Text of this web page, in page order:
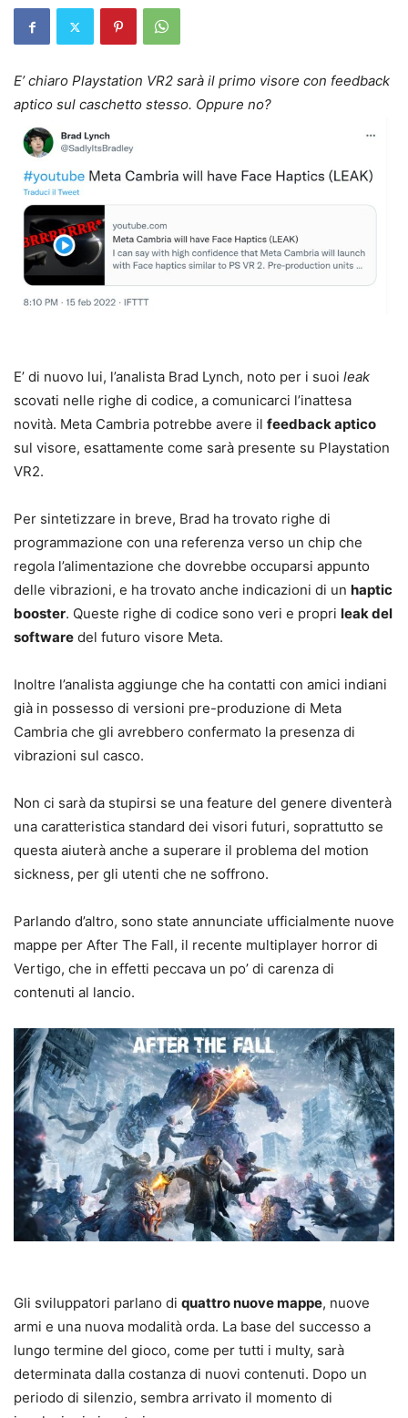
E’ chiaro Playstation VR2 sarà il primo visore con feedback
aptico sul caschetto stesso. Oppure no?
E’ di nuovo lui, l’analista Brad Lynch, noto per i suoi leak
scovati nelle righe di codice, a comunicarci l’inattesa
novità. Meta Cambria potrebbe avere il feedback aptico
sul visore, esattamente come sarà presente su Playstation
VR2.
Per sintetizzare in breve, Brad ha trovato righe di
programmazione con una referenza verso un chip che
regola l’alimentazione che dovrebbe occuparsi appunto
delle vibrazioni, e ha trovato anche indicazioni di un haptic
booster. Queste righe di codice sono veri e propri leak del
software del futuro visore Meta.
Inoltre l’analista aggiunge che ha contatti con amici indiani
già in possesso di versioni pre-produzione di Meta
Cambria che gli avrebbero confermato la presenza di
vibrazioni sul casco.
Non ci sarà da stupirsi se una feature del genere diventerà
una caratteristica standard dei visori futuri, soprattutto se
questa aiuterà anche a superare il problema del motion
sickness, per gli utenti che ne soffrono.
Parlando d’altro, sono state annunciate ufficialmente nuove
mappe per After The Fall, il recente multiplayer horror di
Vertigo, che in effetti peccava un po’ di carenza di
contenuti al lancio.
Gli sviluppatori parlano di quattro nuove mappe, nuove
armi e una nuova modalità orda. La base del successo a
lungo termine del gioco, come per tutti i multy, sarà
determinata dalla costanza di nuovi contenuti. Dopo un
periodo di silenzio, sembra arrivato il momento di